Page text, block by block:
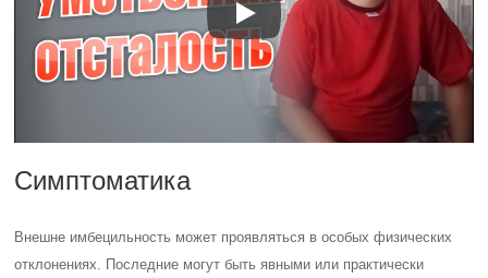
Симптоматика
Внешне имбецильность может проявляться в особых физических
отклонениях. Последние могут быть явными или практически